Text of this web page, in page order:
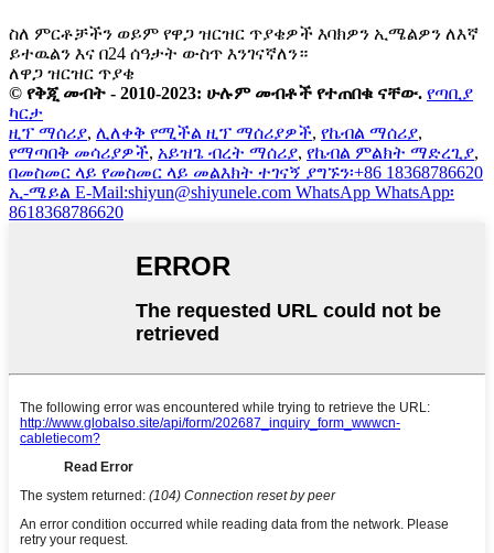
ስለ ምርቶቻችን ወይም የዋጋ ዝርዝር ጥያቄዎች እባክዎን ኢሜልዎን ለእኛ
ይተዉልን እና በ24 ሰዓታት ውስጥ እንገናኛለን።
ለዋጋ ዝርዝር ጥያቄ
© የቅጂ መብት - 2010-2023: ሁሉም መብቶች የተጠበቁ ናቸው. የጣቢያ
ካርታ
ዚፕ ማሰሪያ, ሊለቀቅ የሚችል ዚፕ ማሰሪያዎች, የኬብል ማሰሪያ,
የማጣበቅ መሳሪያዎች, አይዝጌ ብረት ማሰሪያ, የኬብል ምልክት ማድረጊያ,
በመስመር ላይ የመስመር ላይ መልእክት ተገናኝ ያግኙን፡+86 18368786620
ኢ-ሜይል E-Mail:shiyun@shiyunele.com WhatsApp WhatsApp፡
8618368786620